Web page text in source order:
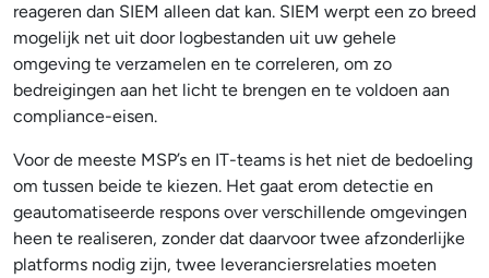
reageren dan SIEM alleen dat kan. SIEM werpt een zo breed
mogelijk net uit door logbestanden uit uw gehele
omgeving te verzamelen en te correleren, om zo
bedreigingen aan het licht te brengen en te voldoen aan
compliance-eisen.
Voor de meeste MSP’s en IT-teams is het niet de bedoeling
om tussen beide te kiezen. Het gaat erom detectie en
geautomatiseerde respons over verschillende omgevingen
heen te realiseren, zonder dat daarvoor twee afzonderlijke
platforms nodig zijn, twee leveranciersrelaties moeten